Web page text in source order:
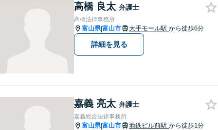
ご相談ください。平日夜間相
談OK！【複数弁護士在籍】
高橋 良太 弁護士
高橋法律事務所
富山県|富山市 大手モール駅 から徒歩6分
詳細を見る
嘉義 亮太 弁護士
嘉義総合法律事務所
富山県|富山市 地鉄ビル前駅 から徒歩1分